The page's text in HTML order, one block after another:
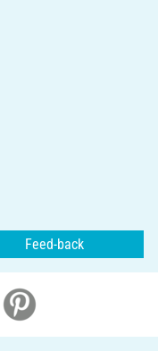
Feed-back